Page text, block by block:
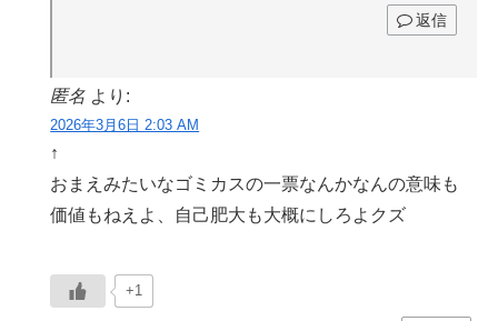
返信
匿名 より:
2026年3月6日 2:03 AM
↑
おまえみたいなゴミカスの一票なんかなんの意味も
価値もねえよ、自己肥大も大概にしろよクズ
+1